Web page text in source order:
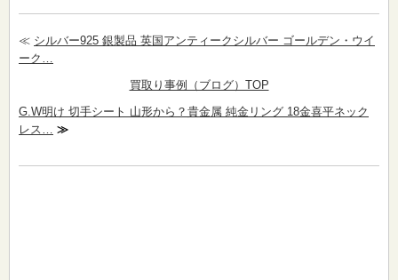
≪ シルバー925 銀製品 英国アンティークシルバー ゴールデン・ウイ
ーク…
買取り事例（ブログ）TOP
G.W明け 切手シート 山形から？貴金属 純金リング 18金喜平ネック
レス…
≫